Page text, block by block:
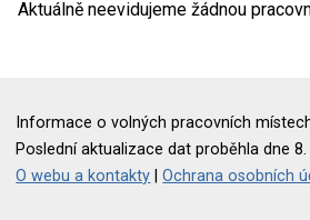
Aktuálně neevidujeme žádnou
Informace o volných pracovních
Poslední aktualizace dat proběhla dne 8.
O webu a kontakty |Ochrana osobních